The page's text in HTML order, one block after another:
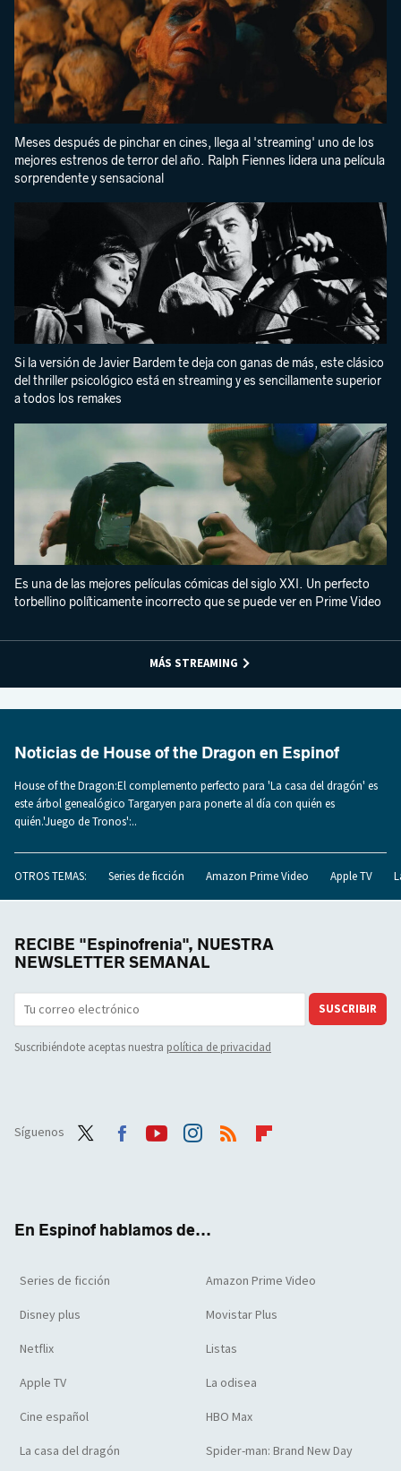
Meses después de pinchar en cines, llega al 'streaming' uno de los
mejores estrenos de terror del año. Ralph Fiennes lidera una película
sorprendente y sensacional
Si la versión de Javier Bardem te deja con ganas de más, este clásico
del thriller psicológico está en streaming y es sencillamente superior
a todos los remakes
Es una de las mejores películas cómicas del siglo XXI. Un perfecto
torbellino políticamente incorrecto que se puede ver en Prime Video
MÁS STREAMING
Noticias de House of the Dragon en Espinof
House of the Dragon:El complemento perfecto para 'La casa del dragón' es
este árbol genealógico Targaryen para ponerte al día con quién es
quién.'Juego de Tronos':..
OTROS TEMAS: Series de ficción Amazon Prime Video Apple TV
RECIBE "Espinofrenia", NUESTRA
NEWSLETTER SEMANAL
SUSCRIBIR
Suscribiéndote aceptas nuestra política de privacidad
Síguenos
En Espinof hablamos de...
Series de ficción Amazon Prime Video
Disney plus Movistar Plus
Netflix Listas
Apple TV La odisea
Cine español HBO Max
La casa del dragón Spider-man: Brand New Day